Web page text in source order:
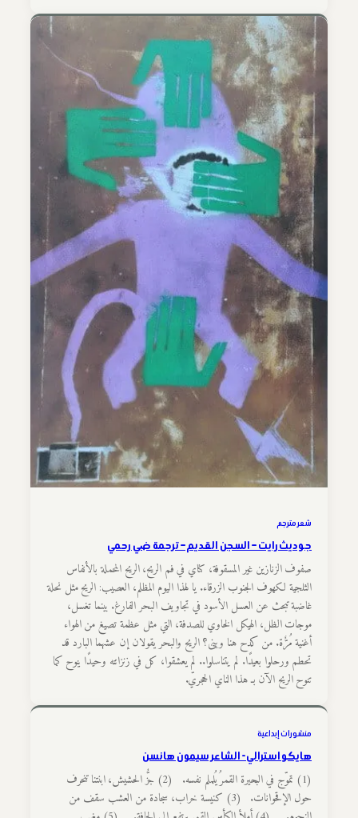
شعر مترجم
جوديث رايت – السجن القديم – ترجمة ضي رحمي
صفوف الزنازين غير المسقوفة، كناي في فم الريح، الريح المحملة بالأنفاس
الثلجية لكهوف الجنوب الزرقاء. يا لهذا اليوم المظلم، العصيب: الريح مثل نحلة
غاضبة تبحث عن العسل الأسود في تجاويف البحر الفارغ. بينما تغسل،
موجات الظل، الهيكل الخاوي للصدفة، التي مثل عظمة تصيغ من الهواء
أغنية مُرٌّة. من كدح هنا وبنى؟ الريح والبحر يقولان إن عشهما البارد قد
تحطم ورحلوا بعيدًا. لم يتناسلوا.. لم يعشقوا، كل في زنزانته وحيدًا ينوح كما
تنوح الريح الآن بـ هذا الناي الحجريّ.
منشورات إبداعية
هايکو استرالي- الشاعر سیمون هانسن
(1) تموّج في البحيرة القمرُ يُلملم نفسه. (2) جزُّ الحشيش، ابنتنا تنحرف
حول الإقحوانات. (3) كنيسة خراب، سجادة من العشب سقف من